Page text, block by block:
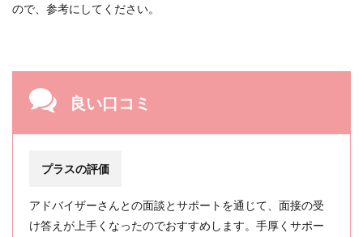
ので、参考にしてください。
良い口コミ
プラスの評価
アドバイザーさんとの面談とサポートを通じて、面接の受
け答えが上手くなったのでおすすめします。手厚くサポー